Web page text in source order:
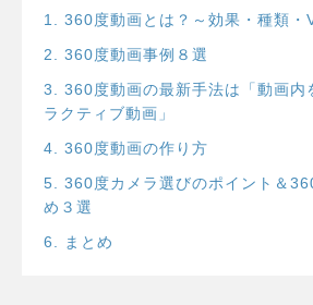
1
360度動画とは？～効果・種類・
2
360度動画事例８選
3
360度動画の最新手法は「動画内
ラクティブ動画」
4
360度動画の作り方
5
360度カメラ選びのポイント＆
め３選
6
まとめ